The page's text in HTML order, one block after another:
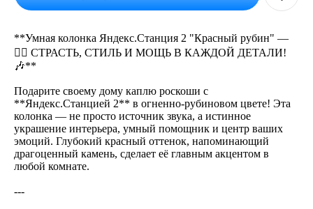
**Умная колонка Яндекс.Станция 2 "Красный рубин" —
❤️‍🔥 СТРАСТЬ, СТИЛЬ И МОЩЬ В КАЖДОЙ ДЕТАЛИ!
🎶**
Подарите своему дому каплю роскоши с
**Яндекс.Станцией 2** в огненно-рубиновом цвете! Эта
колонка — не просто источник звука, а истинное
украшение интерьера, умный помощник и центр ваших
эмоций. Глубокий красный оттенок, напоминающий
драгоценный камень, сделает её главным акцентом в
любой комнате.
---